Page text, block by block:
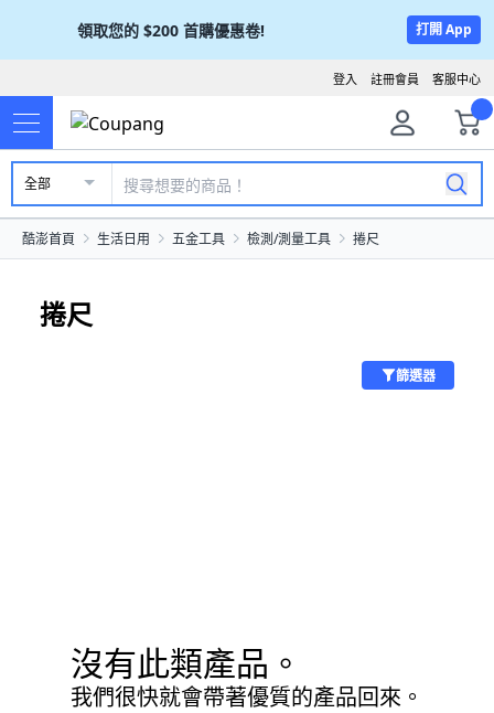
領取您的 $200 首購優惠卷! 打開 App
客服中心
註冊會員
登入
全部
酷澎首頁 生活日用 五金工具 檢測/測量工具 捲尺
捲尺
篩選器
沒有此類產品。
我們很快就會帶著優質的產品回來。